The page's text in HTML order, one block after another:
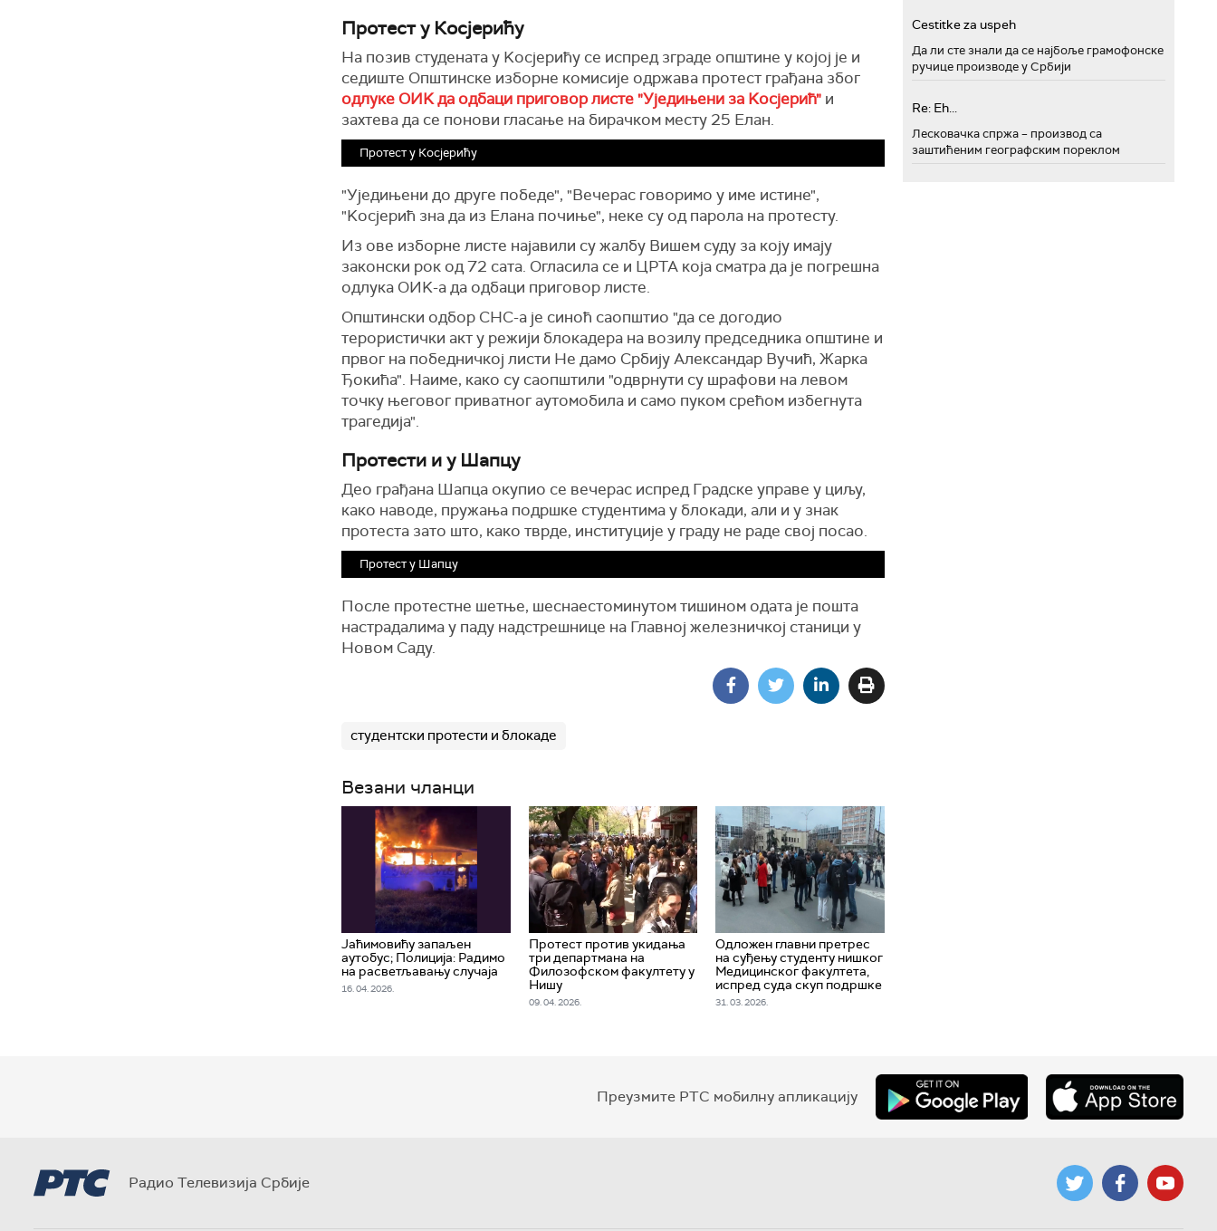
Протест у Косјерићу
На позив студената у Kосјерићу се испред зграде општине у којој је и
седиште Општинске изборне комисије одржава протест грађана због
одлуке ОИK да одбаци приговор листе "Уједињени за Kосјерић" и
захтева да се понови гласање на бирачком месту 25 Елан.
Протест у Косјерићу
"Уједињени до друге победе", "Вечерас говоримо у име истине",
"Kосјерић зна да из Елана почиње", неке су од парола на протесту.
Из ове изборне листе најавили су жалбу Вишем суду за коју имају
законски рок од 72 сата. Огласила се и ЦРТА која сматра да је погрешна
одлука ОИK-а да одбаци приговор листе.
Општински одбор СНС-а је синоћ саопштио "да се догодио
терористички акт у режији блокадера на возилу председника општине и
првог на победничкој листи Не дамо Србију Александар Вучић, Жарка
Ђокића". Наиме, како су саопштили "одврнути су шрафови на левом
точку његовог приватног аутомобила и само пуком срећом избегнута
трагедија".
Протести и у Шапцу
Део грађана Шапца окупио се вечерас испред Градске управе у циљу,
како наводе, пружања подршке студентима у блокади, али и у знак
протеста зато што, како тврде, институције у граду не раде свој посао.
Протест у Шапцу
После протестне шетње, шеснаестоминутом тишином одата је пошта
настрадалима у паду надстрешнице на Главној железничкој станици у
Новом Саду.
студентски протести и блокаде
Везани чланци
Јаћимовићу запаљен
аутобус; Полиција: Радимо
на расветљавању случаја
16. 04. 2026.
Протест против укидања
три департмана на
Филозофском факултету у
Нишу
09. 04. 2026.
Одложен главни претрес
на суђењу студенту нишког
Медицинског факултета,
испред суда скуп подршке
31. 03. 2026.
Cestitke za uspeh
Да ли сте знали да се најбоље грамофонске
ручице производе у Србији
Re: Eh...
Лесковачка спржа – производ са
заштићеним географским пореклом
Преузмите РТС мобилну апликацију
Радио Телевизија Србије